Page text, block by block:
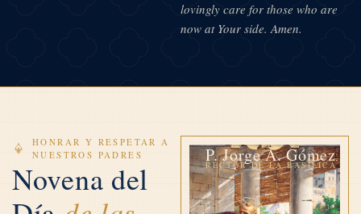
lovingly care for those who are
now at Your side. Amen.
HONRAR Y RESPETAR A
NUESTROS PADRES
Novena del
P. Jorge A. Gómez
RECTOR DE LA BASÍLICA